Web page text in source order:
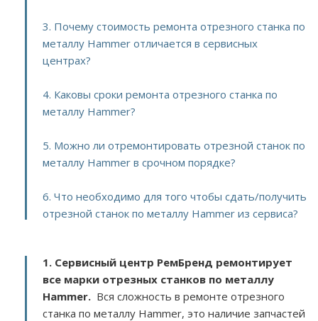
3. Почему стоимость ремонта отрезного станка по
металлу Hammer отличается в сервисных
центрах?
4. Каковы сроки ремонта отрезного станка по
металлу Hammer?
5. Можно ли отремонтировать отрезной станок по
металлу Hammer в срочном порядке?
6. Что необходимо для того чтобы сдать/получить
отрезной станок по металлу Hammer из сервиса?
1. Сервисный центр РемБренд ремонтирует
все марки отрезных станков по металлу
Hammer. Вся сложность в ремонте отрезного
станка по металлу Hammer, это наличие запчастей